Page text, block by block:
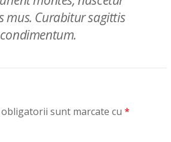
mus. Curabitur sagittis
sunt marcate cu*